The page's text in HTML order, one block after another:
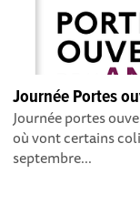
Journée Portes
Journée portes
où vont certains
septembre...